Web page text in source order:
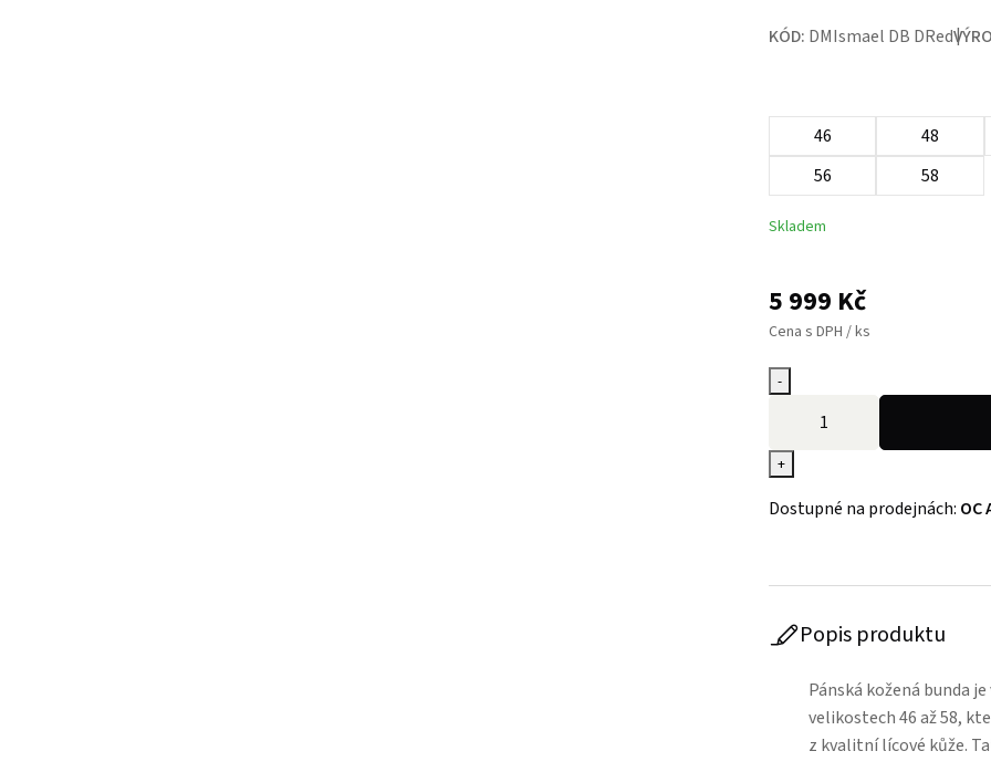
KÓD: DMIsmael DB DRed
46 48
56
58
Skladem
5 999 Kč
Cena s DPH / ks
-
+
Dostupné na prodejnách: OC
Popis produktu
Pánská kožená bunda
velikostech 46 až 58,
z kvalitní lícové kůže.